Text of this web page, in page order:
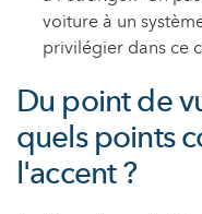
voiture à un
privilégier dans ce
Du point de
quels points
l'accent ?